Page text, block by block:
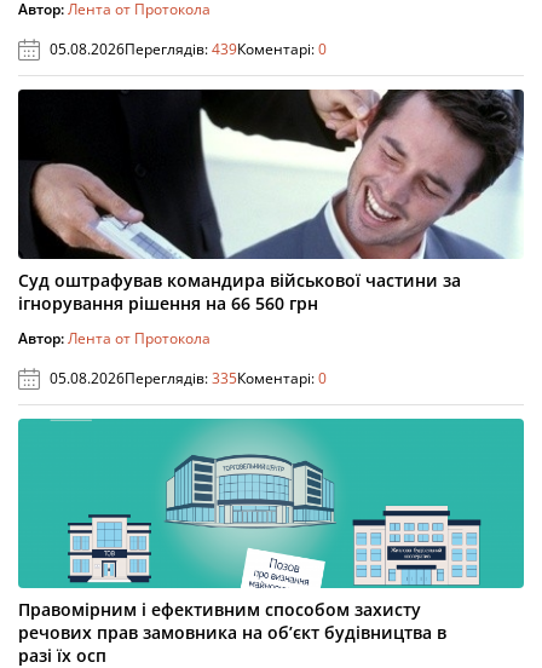
Автор:Лента от Протокола
05.08.2026Переглядів:439Коментарі:0
Суд оштрафував командира військової частини за
ігнорування рішення на 66 560 грн
Автор:Лента от Протокола
05.08.2026Переглядів:335Коментарі:0
Правомірним і ефективним способом захисту
речових прав замовника на об’єкт будівництва в
разі їх осп